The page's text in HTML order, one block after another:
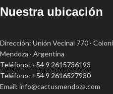
Nuestra ubicación
Dirección: Unión Vecinal 770 ·
Mendoza · Argentina
Teléfono: +54 9 2615736193
Teléfono: +54 9 2616527930
Email: info@cactusmendoza.com